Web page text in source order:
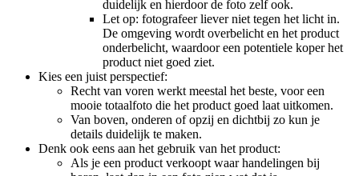
duidelijk en hierdoor de foto zelf ook.
Let op: fotografeer liever niet tegen het licht in.
De omgeving wordt overbelicht en het product
onderbelicht, waardoor een potentiele koper het
product niet goed ziet.
Kies een juist perspectief:
Recht van voren werkt meestal het beste, voor een
mooie totaalfoto die het product goed laat uitkomen.
Van boven, onderen of opzij en dichtbij zo kun je
details duidelijk te maken.
Denk ook eens aan het gebruik van het product:
Als je een product verkoopt waar handelingen bij